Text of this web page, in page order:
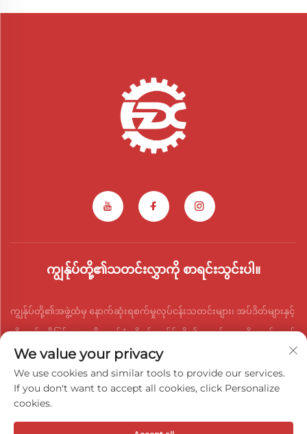
ကျွန်ုပ်တို့၏သတင်းလွှာကို စာရင်းသွင်းပါ။
ကျွန်ုပ်တို့၏အဖွဲ့ထံမှ နောက်ဆုံးရစက်မှုလုပ်ငန်းသတင်းများ၊ အပ်ဒိတ်များနှင့်
ထိုးထွင်းသိမြင်မှုများကို လက်ခံရရှိရန် ကျွန်ုပ်တို့၏သတင်းလွှာကို ဆက်သွယ်
ပါ။
We value your privacy
We use cookies and similar tools to provide our services.
If you don't want to accept all cookies, click Personalize
cookies.